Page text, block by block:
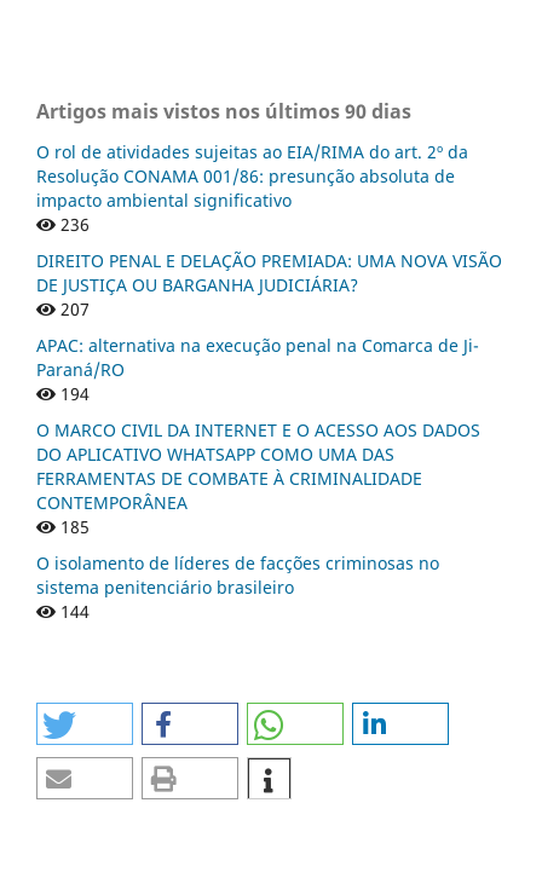
Artigos mais vistos nos últimos 90 dias
O rol de atividades sujeitas ao EIA/RIMA do art. 2º da
Resolução CONAMA 001/86: presunção absoluta de
impacto ambiental significativo
236
DIREITO PENAL E DELAÇÃO PREMIADA: UMA NOVA VISÃO
DE JUSTIÇA OU BARGANHA JUDICIÁRIA?
207
APAC: alternativa na execução penal na Comarca de Ji-
Paraná/RO
194
O MARCO CIVIL DA INTERNET E O ACESSO AOS DADOS
DO APLICATIVO WHATSAPP COMO UMA DAS
FERRAMENTAS DE COMBATE À CRIMINALIDADE
CONTEMPORÂNEA
185
O isolamento de líderes de facções criminosas no
sistema penitenciário brasileiro
144